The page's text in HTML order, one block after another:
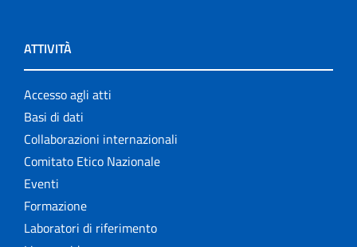
ATTIVITÀ
Accesso agli atti
Basi di dati
Collaborazioni internazionali
Comitato Etico Nazionale
Eventi
Formazione
Laboratori di riferimento